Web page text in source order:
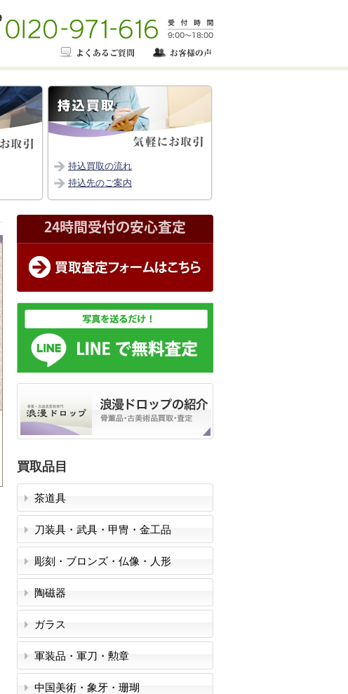
持込買取の流れ
持込先のご案内
買取品目
茶道具
刀装具・武具・甲冑・金工品
彫刻・ブロンズ・仏像・人形
陶磁器
ガラス
軍装品・軍刀・勲章
中国美術・象牙・珊瑚